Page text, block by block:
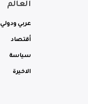
العالم
عربي ودولي
أقتصاد
سياسة
الاخيرة